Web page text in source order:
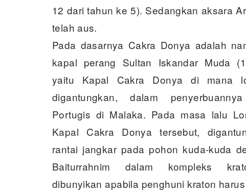
12 dari tahun ke 5). Sedangkan aksara
telah aus.
Pada dasarnya Cakra Donya adalah
kapal perang Sultan Iskandar Muda
yaitu Kapal Cakra Donya di mana
digantungkan, dalam
Portugis di Malaka. Pada masa lalu
Kapal Cakra Donya tersebut,
rantai jangkar pada pohon kuda-kuda
Baiturrahnim dalam kompleks
dibunyikan apabila penghuni kraton